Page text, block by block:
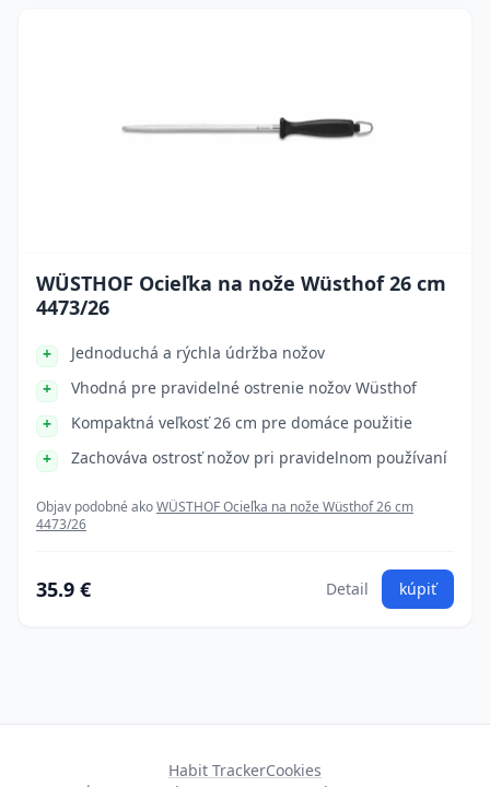
WÜSTHOF Ocieľka na nože Wüsthof 26 cm
4473/26
Jednoduchá a rýchla údržba nožov
Vhodná pre pravidelné ostrenie nožov Wüsthof
Kompaktná veľkosť 26 cm pre domáce použitie
Zachováva ostrosť nožov pri pravidelnom používaní
Objav podobné akoWÜSTHOF Ocieľka na nože Wüsthof 26 cm
4473/26
35.9 € Detail kúpiť
Habit TrackerCookies